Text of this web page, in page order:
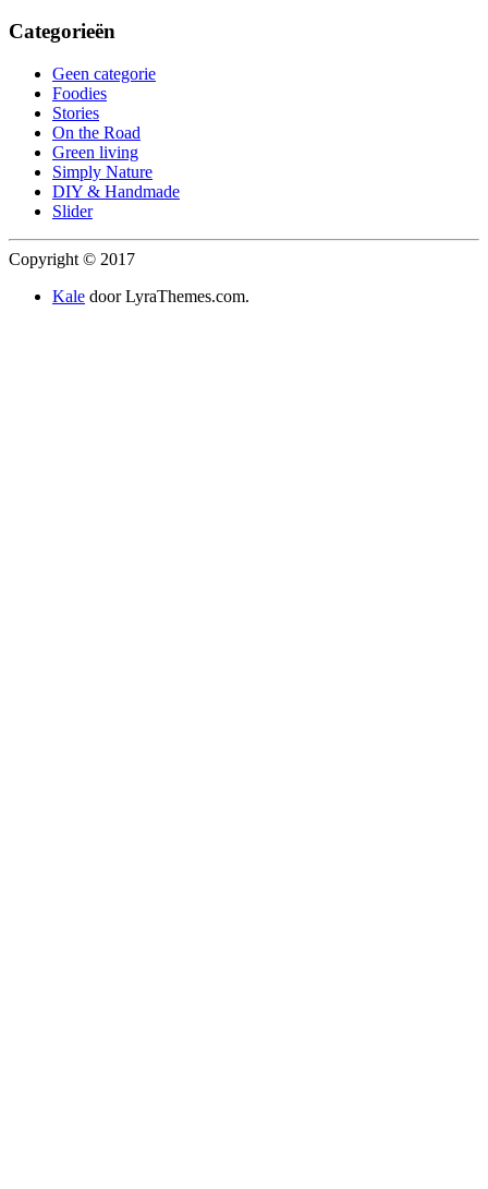
Categorieën
Geen categorie
Foodies
Stories
On the Road
Green living
Simply Nature
DIY & Handmade
Slider
Copyright © 2017
Kale door LyraThemes.com.